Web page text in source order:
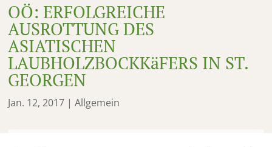
OÖ: ERFOLGREICHE
AUSROTTUNG DES
ASIATISCHEN
LAUBHOLZBOCKKäFERS IN ST.
GEORGEN
Jan. 12, 2017 | Allgemein